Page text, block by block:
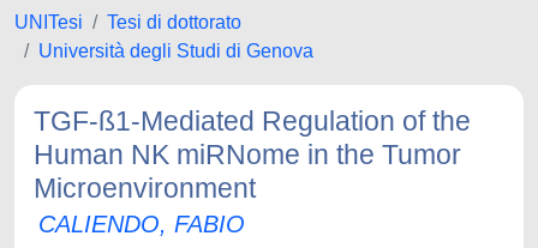
UNITesi
Tesi di dottorato
Università degli Studi di Genova
TGF-ß1-Mediated Regulation of the
Human NK miRNome in the Tumor
Microenvironment
CALIENDO, FABIO